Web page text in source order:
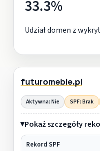
33.3%
Udział domen z
futuromeble.pl
Aktywna: Nie SPF: Brak
Pokaż szczegóły
Rekord SPF